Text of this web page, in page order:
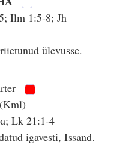
Ilm 1:5-8; Jh
ülevusse.
Lk 21:1-4
igavesti, Issand.